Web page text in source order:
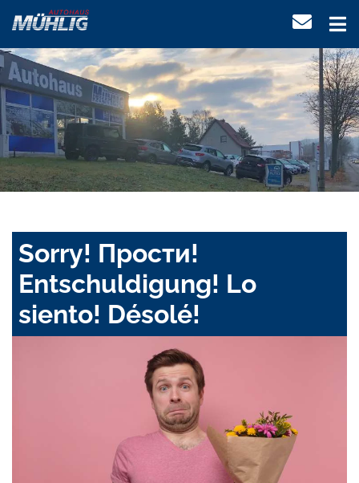
Sorry! Прости!
Entschuldigung! Lo
siento! Désolé!